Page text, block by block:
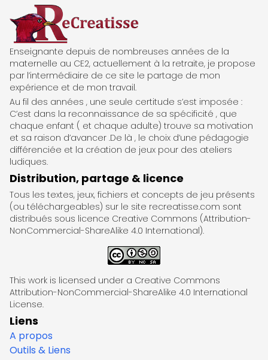
ReCreatisse
Enseignante depuis de nombreuses années de la
maternelle au CE2, actuellement à la retraite, je propose
par l’intermédiaire de ce site le partage de mon
expérience et de mon travail.
Au fil des années , une seule certitude s’est imposée :
C’est dans la reconnaissance de sa spécificité , que
chaque enfant ( et chaque adulte) trouve sa motivation
et sa raison d’avancer .De là , le choix d’une pédagogie
différenciée et la création de jeux pour des ateliers
ludiques.
Distribution, partage & licence
Tous les textes, jeux, fichiers et concepts de jeu présents
(ou téléchargeables) sur le site recreatisse.com sont
distribués sous licence Creative Commons (Attribution-
NonCommercial-ShareAlike 4.0 International).
This work is licensed under a Creative Commons
Attribution-NonCommercial-ShareAlike 4.0 International
License.
Liens
A propos
Outils & Liens